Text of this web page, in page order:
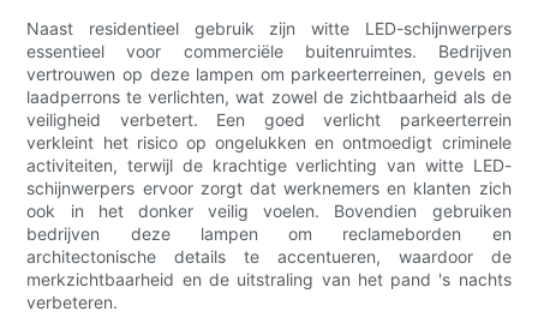
Naast residentieel gebruik zijn witte LED-schijnwerpers
essentieel voor commerciële buitenruimtes. Bedrijven
vertrouwen op deze lampen om parkeerterreinen, gevels en
laadperrons te verlichten, wat zowel de zichtbaarheid als de
veiligheid verbetert. Een goed verlicht parkeerterrein
verkleint het risico op ongelukken en ontmoedigt criminele
activiteiten, terwijl de krachtige verlichting van witte LED-
schijnwerpers ervoor zorgt dat werknemers en klanten zich
ook in het donker veilig voelen. Bovendien gebruiken
bedrijven deze lampen om reclameborden en
architectonische details te accentueren, waardoor de
merkzichtbaarheid en de uitstraling van het pand 's nachts
verbeteren.